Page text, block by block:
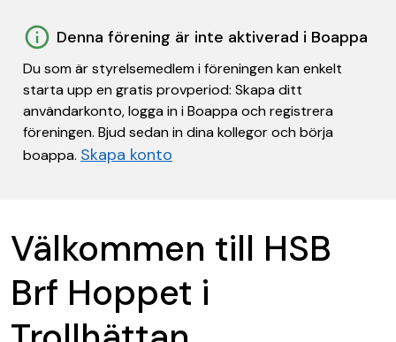
Denna förening är inte aktiverad i Boappa
Du som är styrelsemedlem i föreningen kan enkelt
starta upp en gratis provperiod: Skapa ditt
användarkonto, logga in i Boappa och registrera
föreningen. Bjud sedan in dina kollegor och börja
boappa. Skapa konto
Välkommen till HSB
Brf Hoppet i